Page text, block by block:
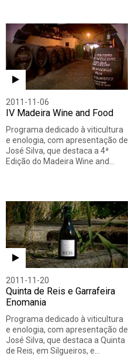
2011-11-06
IV Madeira Wine and Food
Programa dedicado à viticultura
e enologia, com apresentação de
José Silva, que destaca a 4ª
Edição do Madeira Wine and…
2011-11-20
Quinta de Reis e Garrafeira
Enomania
Programa dedicado à viticultura
e enologia, com apresentação de
José Silva, que destaca a Quinta
de Reis, em Silgueiros, e…